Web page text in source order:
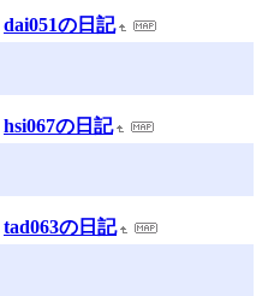
dai051の日記
hsi067の日記
tad063の日記